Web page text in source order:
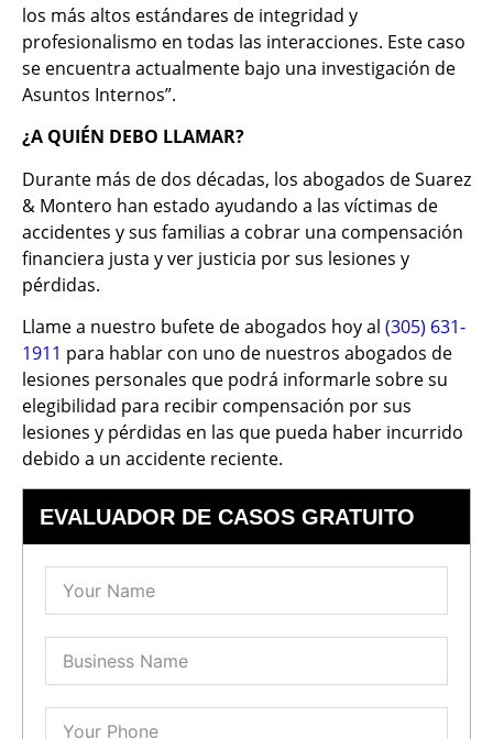
los más altos estándares de integridad y
profesionalismo en todas las interacciones. Este caso
se encuentra actualmente bajo una investigación de
Asuntos Internos”.
¿A QUIÉN DEBO LLAMAR?
Durante más de dos décadas, los abogados de Suarez
& Montero han estado ayudando a las víctimas de
accidentes y sus familias a cobrar una compensación
financiera justa y ver justicia por sus lesiones y
pérdidas.
Llame a nuestro bufete de abogados hoy al (305) 631-
1911 para hablar con uno de nuestros abogados de
lesiones personales que podrá informarle sobre su
elegibilidad para recibir compensación por sus
lesiones y pérdidas en las que pueda haber incurrido
debido a un accidente reciente.
EVALUADOR DE CASOS GRATUITO